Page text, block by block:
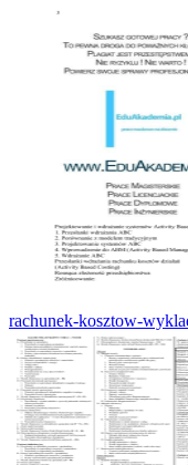
rachunek-kosztow-